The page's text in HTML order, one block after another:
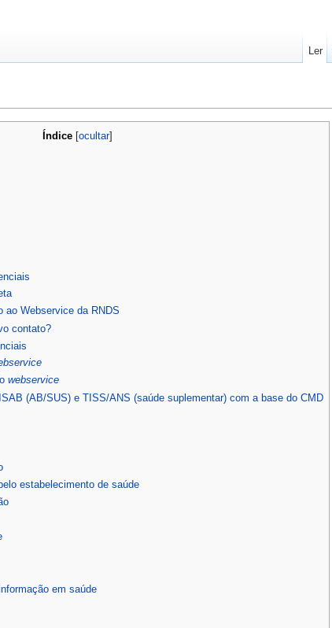
Índice ocultar]
ao Webservice da RNDS
contato?
webservice
(AB/SUS) e TISS/ANS (saúde suplementar) com a base do CMD
estabelecimento de saúde
em saúde
Ler